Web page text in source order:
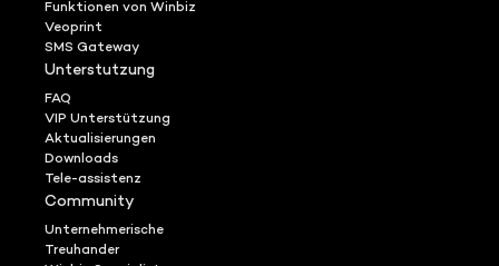
Funktionen von Winbiz
Veoprint
SMS Gateway
Unterstutzung
FAQ
VIP Unterstützung
Aktualisierungen
Downloads
Tele-assistenz
Community
Unternehmerische
Treuhander